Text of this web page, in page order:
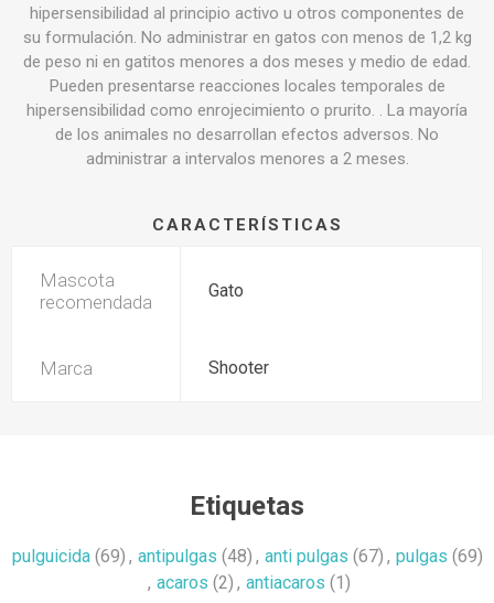
hipersensibilidad al principio activo u otros componentes de
su formulación. No administrar en gatos con menos de 1,2 kg
de peso ni en gatitos menores a dos meses y medio de edad.
Pueden presentarse reacciones locales temporales de
hipersensibilidad como enrojecimiento o prurito. . La mayoría
de los animales no desarrollan efectos adversos. No
administrar a intervalos menores a 2 meses.
CARACTERÍSTICAS
Mascota
recomendada
Gato
Marca Shooter
Etiquetas
pulguicida (69) , antipulgas (48) , anti pulgas (67) , pulgas (69)
, acaros (2) , antiacaros (1)